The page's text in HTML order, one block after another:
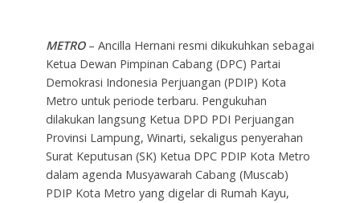
METRO– Ancilla Hernani resmi dikukuhkan sebagai
Ketua Dewan Pimpinan Cabang (DPC) Partai
Demokrasi Indonesia Perjuangan (PDIP) Kota
Metro untuk periode terbaru. Pengukuhan
dilakukan langsung Ketua DPD PDI Perjuangan
Provinsi Lampung, Winarti, sekaligus penyerahan
Surat Keputusan (SK) Ketua DPC PDIP Kota Metro
dalam agenda Musyawarah Cabang (Muscab)
PDIP Kota Metro yang digelar di Rumah Kayu,